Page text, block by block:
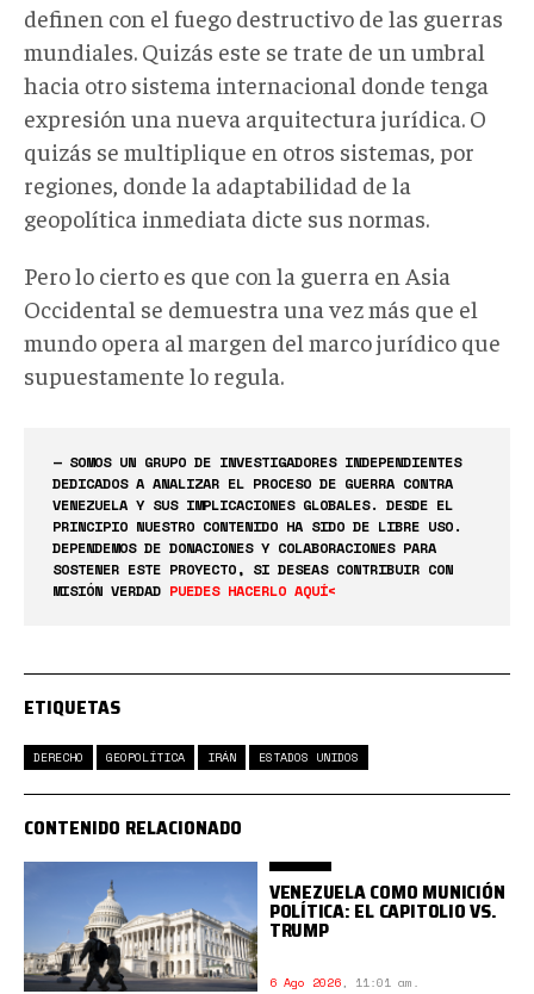
definen con el fuego destructivo de las guerras
mundiales. Quizás este se trate de un umbral
hacia otro sistema internacional donde tenga
expresión una nueva arquitectura jurídica. O
quizás se multiplique en otros sistemas, por
regiones, donde la adaptabilidad de la
geopolítica inmediata dicte sus normas.
Pero lo cierto es que con la guerra en Asia
Occidental se demuestra una vez más que el
mundo opera al margen del marco jurídico que
supuestamente lo regula.
— SOMOS UN GRUPO DE INVESTIGADORES INDEPENDIENTES
DEDICADOS A ANALIZAR EL PROCESO DE GUERRA CONTRA
VENEZUELA Y SUS IMPLICACIONES GLOBALES. DESDE EL
PRINCIPIO NUESTRO CONTENIDO HA SIDO DE LIBRE USO.
DEPENDEMOS DE DONACIONES Y COLABORACIONES PARA
SOSTENER ESTE PROYECTO, SI DESEAS CONTRIBUIR CON
MISIÓN VERDAD PUEDES HACERLO AQUÍ<
ETIQUETAS
DERECHO GEOPOLÍTICA IRÁN ESTADOS UNIDOS
CONTENIDO RELACIONADO
VENEZUELA COMO MUNICIÓN
POLÍTICA: EL CAPITOLIO VS.
TRUMP
6 Ago 2026, 11:01 am.